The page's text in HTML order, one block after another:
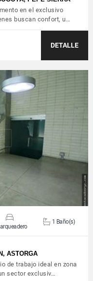
en el exclusivo
buscan confort, u…
DETALLE
1 Baño(s)
ASTORGA
de trabajo ideal en zona
sector exclusiv…